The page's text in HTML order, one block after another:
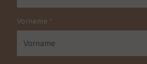
Vorname *